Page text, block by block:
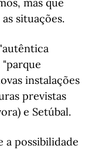
situações.
instalações
previstas
e Setúbal.
a possibilidade